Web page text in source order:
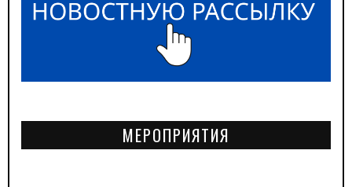
МЕРОПРИЯТИЯ